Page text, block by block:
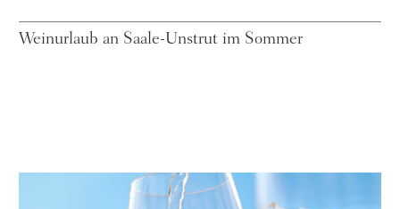
Weinurlaub an Saale-Unstrut im Sommer